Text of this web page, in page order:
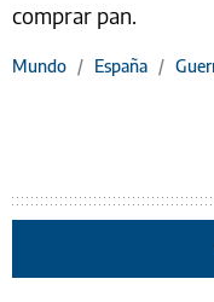
comprar pan.
Mundo / España /